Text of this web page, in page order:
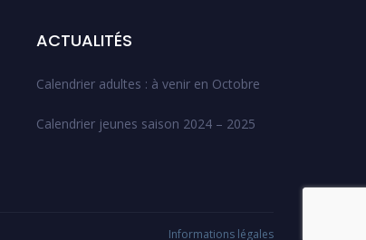
ACTUALITÉS
Calendrier adultes : à venir en Octobre
Calendrier jeunes saison 2024 – 2025
Informations légales